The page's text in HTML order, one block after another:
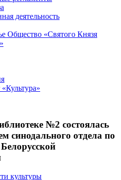
деятельность
Общество «Святого Князя
№2 состоялась
синодального отдела по
культуры